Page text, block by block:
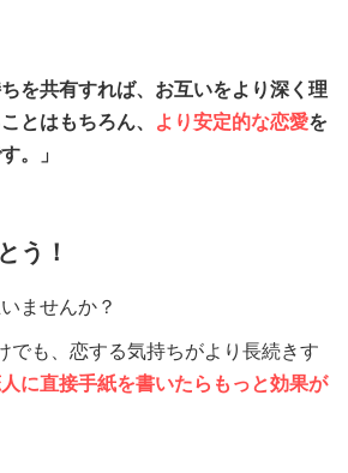
を共有すれば、お互いをより深く理
とはもちろん、 より安定的な恋愛を
。」
う！
ませんか？
でも、恋する気持ちがより長続きす
に直接手紙を書いたらもっと効果が